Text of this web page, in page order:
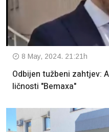
8 May, 2024. 21:21h
Odbijen tužbeni zahtjev:
ličnosti "Bemaxa"